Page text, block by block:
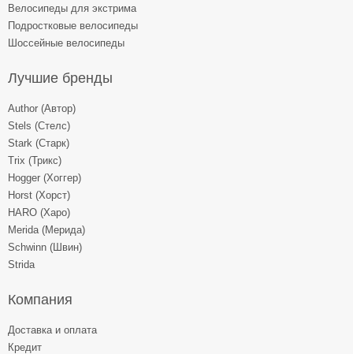
Велосипеды для экстрима
Подростковые велосипеды
Шоссейные велосипеды
Лучшие бренды
Author (Автор)
Stels (Стелс)
Stark (Старк)
Trix (Трикс)
Hogger (Хоггер)
Horst (Хорст)
HARO (Харо)
Merida (Мерида)
Schwinn (Швин)
Strida
Компания
Доставка и оплата
Кредит